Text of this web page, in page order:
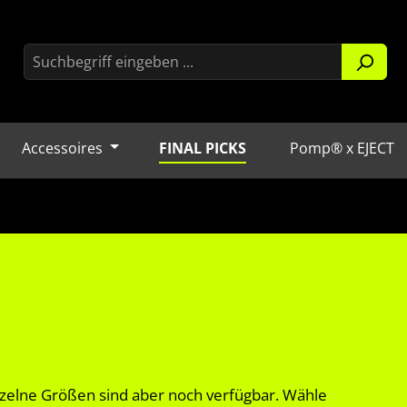
Accessoires FINAL PICKS Pomp® x EJECT
Größen sind aber noch verfügbar. Wähle